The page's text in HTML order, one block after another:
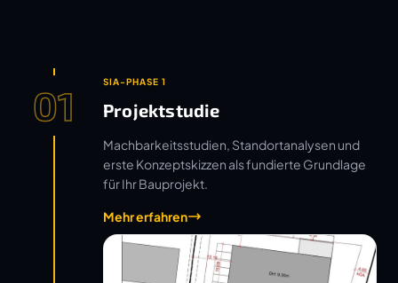
01 SIA-PHASE 1
Projektstudie
Machbarkeitsstudien, Standortanalysen und
erste Konzeptskizzen als fundierte Grundlage
für Ihr Bauprojekt.
Mehr erfahren